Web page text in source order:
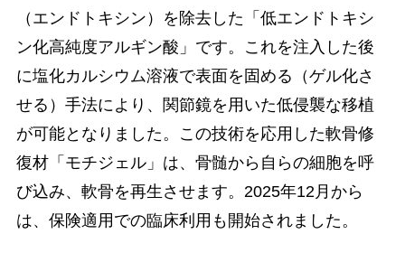
（エンドトキシン）を除去した「低エンドトキシ
ン化高純度アルギン酸」です。これを注入した後
に塩化カルシウム溶液で表面を固める（ゲル化さ
せる）手法により、関節鏡を用いた低侵襲な移植
が可能となりました。この技術を応用した軟骨修
復材「モチジェル」は、骨髄から自らの細胞を呼
び込み、軟骨を再生させます。2025年12月から
は、保険適用での臨床利用も開始されました。